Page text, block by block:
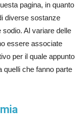
pagina, in quanto
diverse sostanze
Al variare delle
essere associate
per il quale appunto
quelli che fanno parte